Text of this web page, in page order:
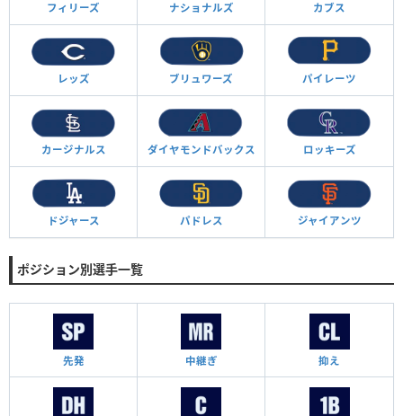
フィリーズ ナショナルズ カブス
レッズ ブリュワーズ パイレーツ
カージナルス ダイヤモンドバックス ロッキーズ
ドジャース パドレス ジャイアンツ
ポジション別選手一覧
先発 中継ぎ 抑え